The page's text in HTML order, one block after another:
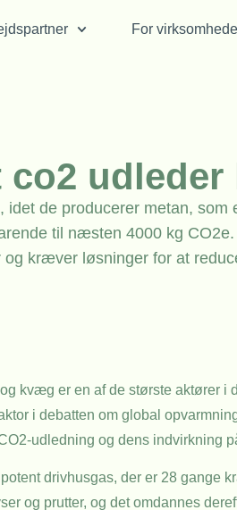
For
co2 udleder
de producerer metan, som
til næsten 4000 kg
kræver løsninger for at
kvæg er en af de største aktører
i debatten om global
udledning og dens indvirkning
drivhusgas, der er 28 gange
og prutter, og det omdannes